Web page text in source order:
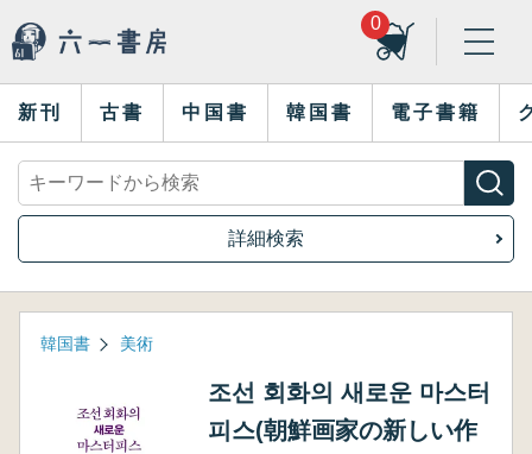
0
新刊 古書 中国書 韓国書 電子書籍
詳細検索
韓国書 美術
조선 회화의 새로운 마스터
피스(朝鮮画家の新しい作